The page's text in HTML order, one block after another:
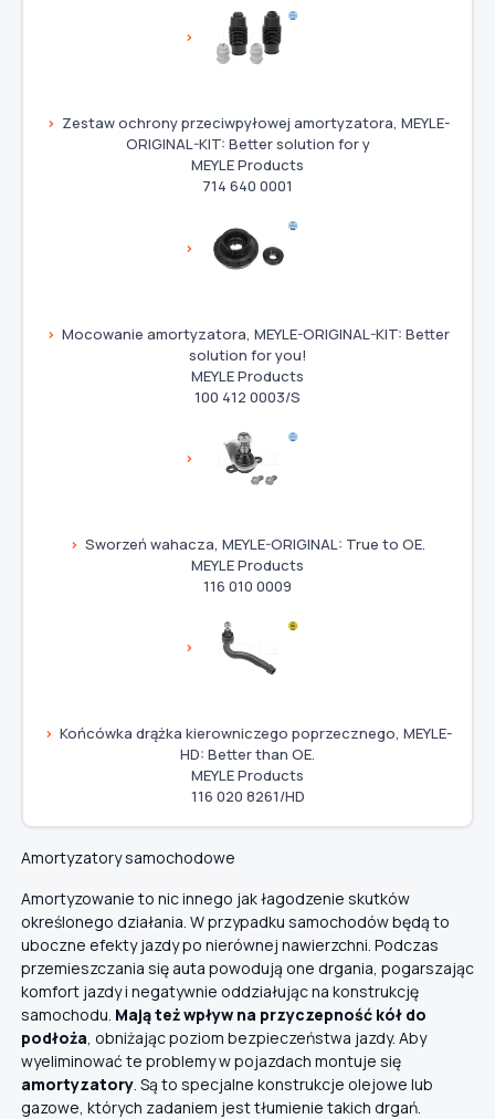
Zestaw ochrony przeciwpyłowej amortyzatora, MEYLE-
ORIGINAL-KIT: Better solution for y
MEYLE Products
714 640 0001
Mocowanie amortyzatora, MEYLE-ORIGINAL-KIT: Better
solution for you!
MEYLE Products
100 412 0003/S
Sworzeń wahacza, MEYLE-ORIGINAL: True to OE.
MEYLE Products
116 010 0009
Końcówka drążka kierowniczego poprzecznego, MEYLE-
HD: Better than OE.
MEYLE Products
116 020 8261/HD
Amortyzatory samochodowe
Amortyzowanie to nic innego jak łagodzenie skutków
określonego działania. W przypadku samochodów będą to
uboczne efekty jazdy po nierównej nawierzchni. Podczas
przemieszczania się auta powodują one drgania, pogarszając
komfort jazdy i negatywnie oddziałując na konstrukcję
samochodu. Mają też wpływ na przyczepność kół do
podłoża, obniżając poziom bezpieczeństwa jazdy. Aby
wyeliminować te problemy w pojazdach montuje się
amortyzatory. Są to specjalne konstrukcje olejowe lub
gazowe, których zadaniem jest tłumienie takich drgań.